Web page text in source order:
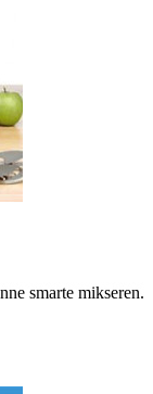
smarte mikseren.